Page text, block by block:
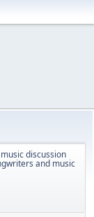
discussion
and music